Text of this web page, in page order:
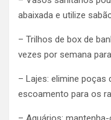
abaixada e utilize
– Trilhos de box de
vezes por semana
– Lajes: elimine poças
escoamento para os